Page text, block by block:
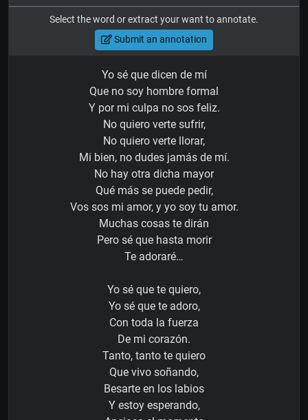
Select the word or extract your want to annotate.
Submit an annotation
Yo sé que dicen de mí
Que no soy hombre formal
Y por mi culpa no sos feliz.
No quiero verte sufrir,
No quiero verte llorar,
Mi bien, no dudes jamás de mí.
No hay otra dicha mayor
Qué más se puede pedir,
Vos sos mi amor, y yo soy tu amor.
Muchas cosas te dirán
Pero sé que hasta morir
Te adoraré…
Yo sé que te quiero,
Yo sé que te adoro,
Con toda la fuerza
De mi corazón.
Tanto, tanto te quiero
Que vivo soñando,
Besarte en los labios
Y estoy esperando,